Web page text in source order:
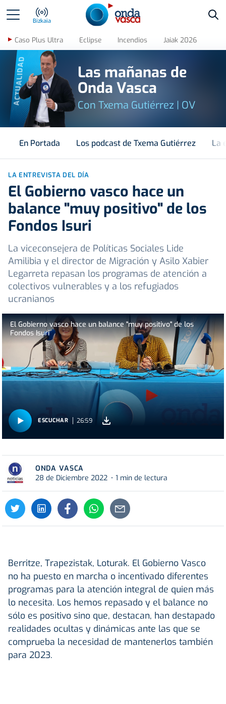
Bizkaia
Caso Plus Ultra Eclipse Incendios Jaiak 2026
ACTUALIDAD
Las mañanas de
Onda Vasca
Con Txema Gutiérrez | OV
En Portada Los podcast de Txema Gutiérrez La
LA ENTREVISTA DEL DÍA
El Gobierno vasco hace un
balance "muy positivo" de los
Fondos Isuri
La viceconsejera de Políticas Sociales Lide
Amilibia y el director de Migración y Asilo Xabier
Legarreta repasan los programas de atención a
colectivos vulnerables y a los refugiados
ucranianos
El Gobierno vasco hace un balance "muy positivo" de los
Fondos Isuri
ESCUCHAR 26:59
ONDA VASCA
28 de Diciembre 2022
1 min de lectura
Berritze, Trapezistak, Loturak. El Gobierno Vasco
no ha puesto en marcha o incentivado diferentes
programas para la atención integral de quien más
lo necesita. Los hemos repasado y el balance no
sólo es positivo sino que, destacan, han destapado
realidades ocultas y dinámicas ante las que se
comprueba la necesidad de mantenerlos también
para 2023.